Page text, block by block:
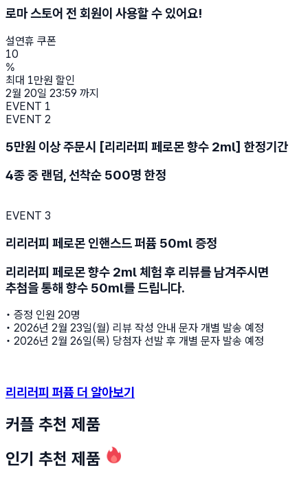
로마 스토어 전 회원이 사용할 수 있어요!
설연휴 쿠폰
10
%
최대 1만원 할인
2월 20일 23:59 까지
EVENT 1
EVENT 2
5만원 이상 주문시 [리리러피 페로몬 향수 2ml] 한정기간
4종 중 랜덤, 선착순 500명 한정
EVENT 3
리리러피 페로몬 인핸스드 퍼퓸 50ml 증정
리리러피 페로몬 향수 2ml 체험 후 리뷰를 남겨주시면
추첨을 통해 향수 50ml를 드립니다.
• 증정 인원 20명
• 2026년 2월 23일(월) 리뷰 작성 안내 문자 개별 발송 예정
• 2026년 2월 26일(목) 당첨자 선발 후 개별 문자 발송 예정
리리러피 퍼퓸 더 알아보기
커플 추천 제품
인기 추천 제품 🔥